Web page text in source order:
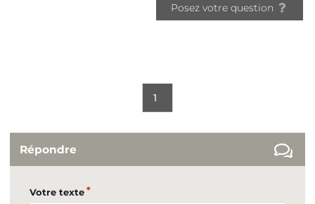
Posez votre question
1
Répondre
Votre texte